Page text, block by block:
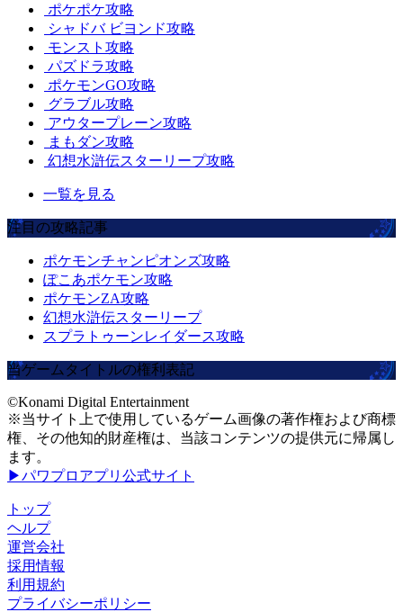
ポケポケ攻略
シャドバ ビヨンド攻略
モンスト攻略
パズドラ攻略
ポケモンGO攻略
グラブル攻略
アウタープレーン攻略
まもダン攻略
幻想水滸伝スターリープ攻略
一覧を見る
注目の攻略記事
ポケモンチャンピオンズ攻略
ぽこあポケモン攻略
ポケモンZA攻略
幻想水滸伝スターリープ
スプラトゥーンレイダース攻略
当ゲームタイトルの権利表記
©Konami Digital Entertainment
※当サイト上で使用しているゲーム画像の著作権および商標
権、その他知的財産権は、当該コンテンツの提供元に帰属し
ます。
▶パワプロアプリ公式サイト
トップ
ヘルプ
運営会社
採用情報
利用規約
プライバシーポリシー